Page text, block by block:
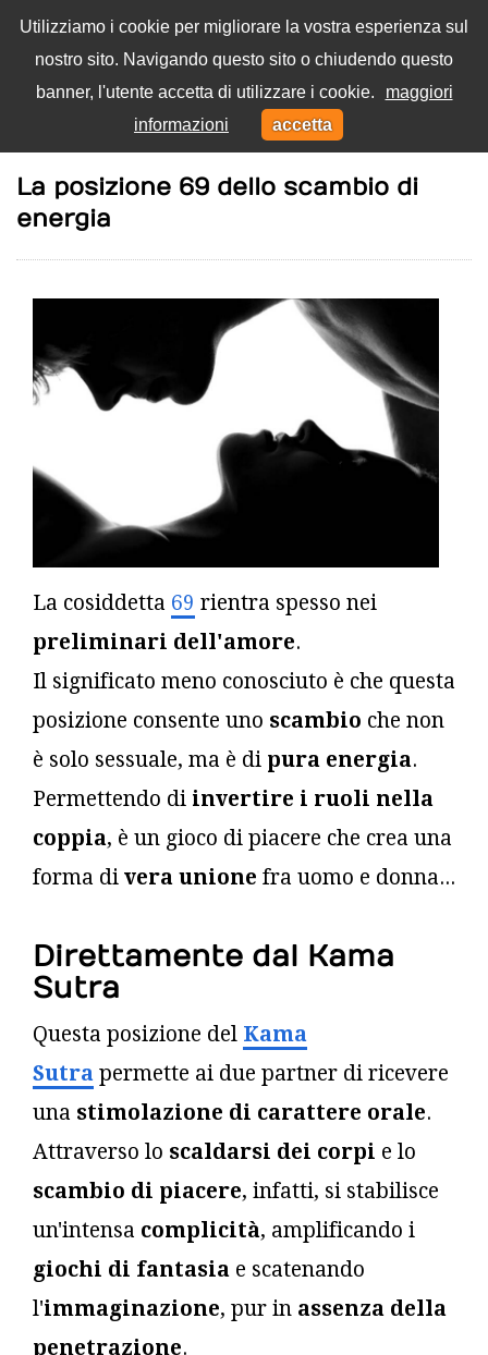
Utilizziamo i cookie per migliorare la vostra esperienza sul
nostro sito. Navigando questo sito o chiudendo questo
banner, l'utente accetta di utilizzare i cookie.
maggiori
informazioni
accetta
Menu
La posizione 69 dello scambio di
energia
La cosiddetta 69 rientra spesso nei
preliminari dell'amore.
Il significato meno conosciuto è che questa
posizione consente uno scambio che non
è solo sessuale, ma è di pura energia.
Permettendo di invertire i ruoli nella
coppia, è un gioco di piacere che crea una
forma di vera unione fra uomo e donna...
Direttamente dal Kama
Sutra
Questa posizione del Kama
Sutra permette ai due partner di ricevere
una stimolazione di carattere orale.
Attraverso lo scaldarsi dei corpi e lo
scambio di piacere, infatti, si stabilisce
un'intensa complicità, amplificando i
giochi di fantasia e scatenando
l'immaginazione, pur in assenza della
penetrazione.